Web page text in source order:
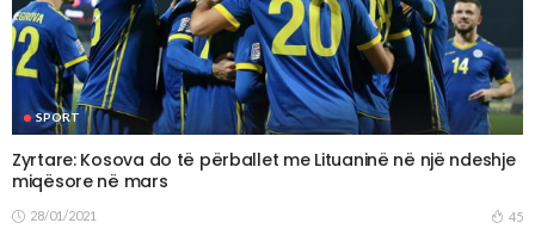
SPORT
Zyrtare: Kosova do të përballet me Lituaninë në një ndeshje
miqësore në mars
28/01/2021 45